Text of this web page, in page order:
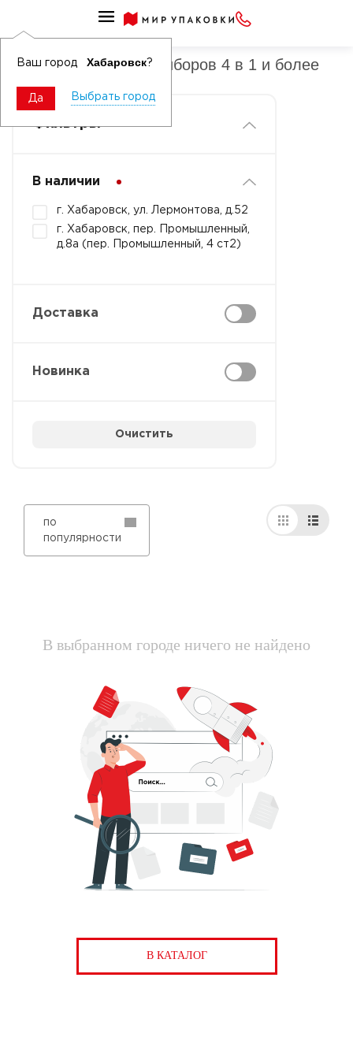
Ваш город Хабаровск?
Да Выбрать город
Наборы столовых приборов 4 в 1 и более
Фильтры
В наличии
г. Хабаровск, ул. Лермонтова, д.52
г. Хабаровск, пер. Промышленный,
д.8а (пер. Промышленный, 4 ст2)
Доставка
Новинка
Очистить
по
популярности
В выбранном городе ничего не найдено
В КАТАЛОГ